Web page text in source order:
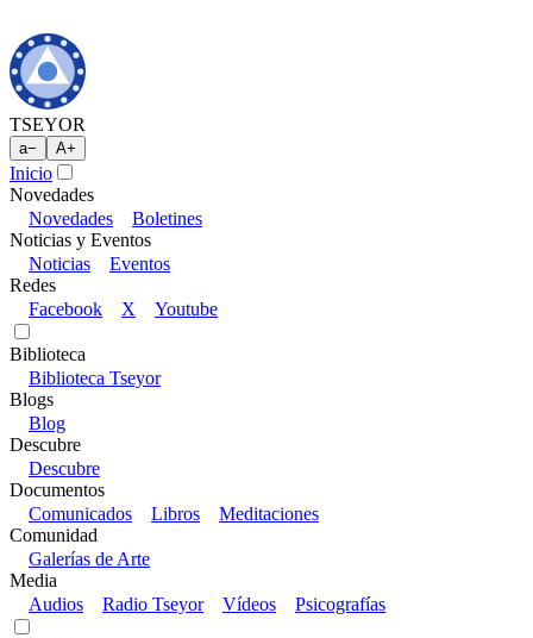
TSEYOR
a− A+
Inicio
Novedades
Novedades
Boletines
Noticias y Eventos
Noticias
Eventos
Redes
Facebook
X Youtube
Biblioteca
Biblioteca Tseyor
Blogs
Blog
Descubre
Descubre
Documentos
Comunicados
Libros
Meditaciones
Comunidad
Galerías de Arte
Media
Audios
Radio Tseyor Vídeos Psicografías